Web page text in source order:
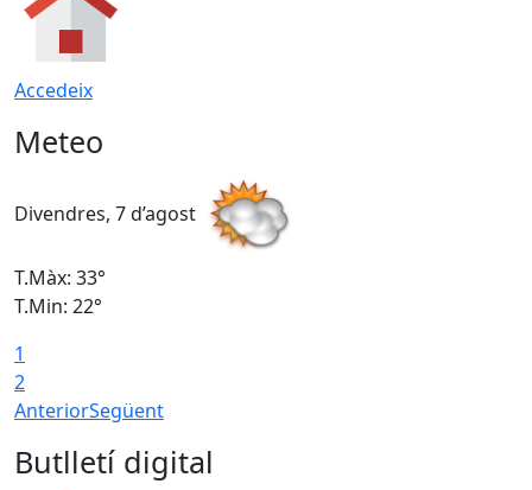
Accedeix
Meteo
Divendres, 7 d’agost
T.Màx: 33°
T.Min: 22°
1
2
AnteriorSegüent
Butlletí digital